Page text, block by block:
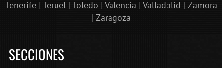
Tenerife| Teruel| Toledo | Valencia | Valladolid | Zamora
| Zaragoza
SECCIONES